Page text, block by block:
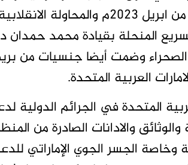
يستند عليها الطلب ما حدث في الخامس عشر من ابريل 2023م
المنحلة بقيادة محمد حمدان
وضمت أيضا جنسيات من
العربية المتحدة.
المتحدة في الجرائم الدولية
والادانات الصادرة من
وخاصة الجسر الجوي الإماراتي